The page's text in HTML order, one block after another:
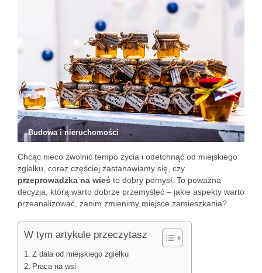
Budowa i nieruchomości
Chcąc nieco zwolnić tempo życia i odetchnąć od miejskiego
zgiełku, coraz częściej zastanawiamy się, czy
przeprowadzka na wieś to dobry pomysł. To poważna
decyzja, którą warto dobrze przemyśleć – jakie aspekty warto
przeanalizować, zanim zmienimy miejsce zamieszkania?
W tym artykule przeczytasz
Z dala od miejskiego zgiełku
Praca na wsi